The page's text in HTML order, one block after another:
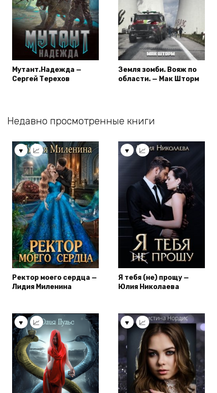
Мутант.Надежда —
Сергей Терехов
Земля зомби. Вояж по
области. — Мак Шторм
Недавно просмотренные книги
Ректор моего сердца —
Лидия Миленина
Я тебя (не) прощу —
Юлия Николаева